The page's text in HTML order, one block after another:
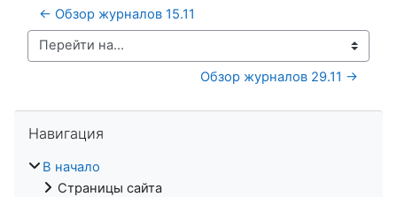
← Обзор журналов 15.11
Перейти на...
Обзор журналов 29.11 →
Навигация
В начало
Страницы сайта